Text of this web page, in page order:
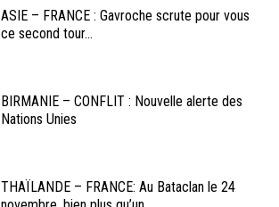
ASIE – FRANCE : Gavroche scrute pour vous
ce second tour...
BIRMANIE – CONFLIT : Nouvelle alerte des
Nations Unies
THAÏLANDE – FRANCE: Au Bataclan le 24